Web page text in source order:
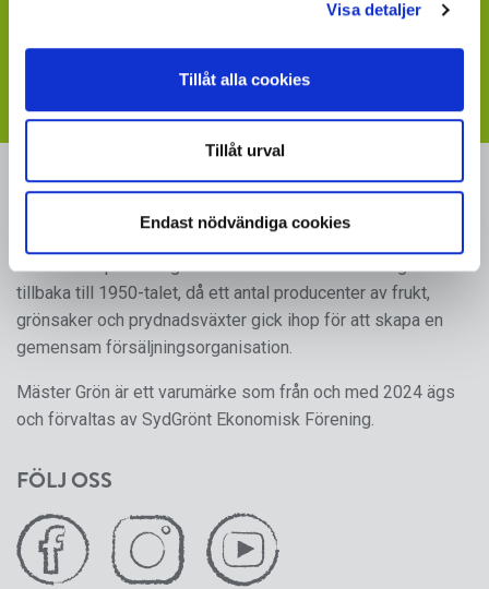
Visa detaljer
Tillåt alla cookies
Tillåt urval
Endast nödvändiga cookies
Visste du att du kan ladda ner skyltbilder som stöder
din försäljning av våra produkter
webbplats med skyltmaterial
MÄSTER GRÖN
Sveriges i särklass största, tillika odlarägda, leverantör av
kruk- och utplanteringsväxter. Mäster Gröns rötter går
tillbaka till 1950-talet, då ett antal producenter av frukt,
grönsaker och prydnadsväxter gick ihop för att skapa en
gemensam försäljningsorganisation.
Mäster Grön är ett varumärke som från och med 2024 ägs
och förvaltas av SydGrönt Ekonomisk Förening.
FÖLJ OSS